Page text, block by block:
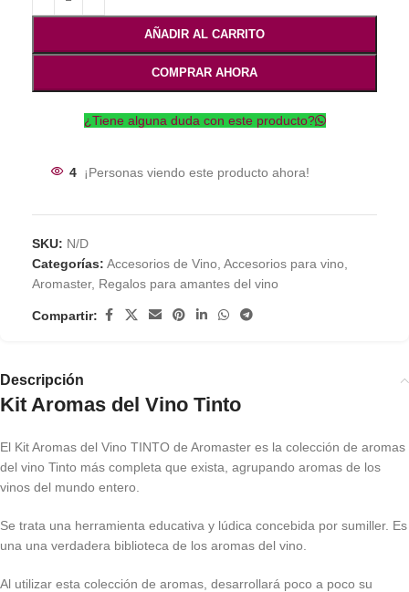
AÑADIR AL CARRITO
COMPRAR AHORA
¿Tiene alguna duda con este producto?
4 ¡Personas viendo este producto ahora!
SKU: N/D
Categorías: Accesorios de Vino Accesorios para vino
Aromaster, Regalos para amantes del vino
Compartir:
Descripción
Kit Aromas del Vino Tinto
El Kit Aromas del Vino TINTO de Aromaster es la colección de aromas
del vino Tinto más completa que exista, agrupando aromas de los
vinos del mundo entero.
Se trata una herramienta educativa y lúdica concebida por sumiller. Es
una una verdadera biblioteca de los aromas del vino.
Al utilizar esta colección de aromas, desarrollará poco a poco su